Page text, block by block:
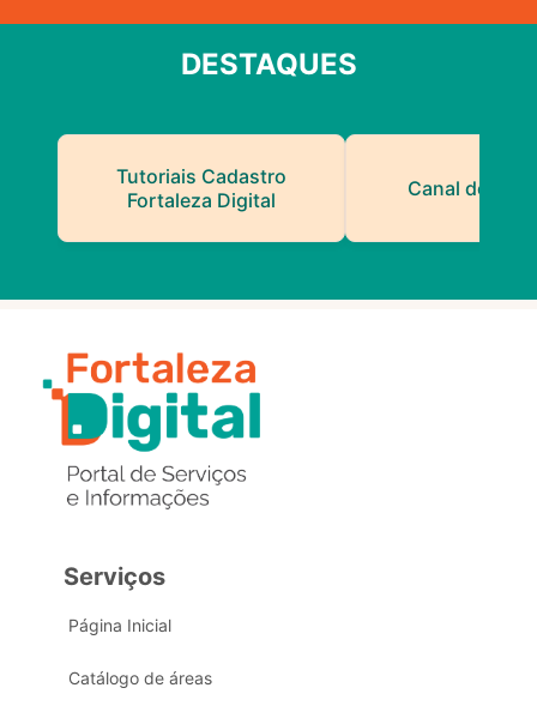
DESTAQUES
Tutoriais Cadastro
Fortaleza Digital
Canal do
Serviços
Página Inicial
Catálogo de áreas